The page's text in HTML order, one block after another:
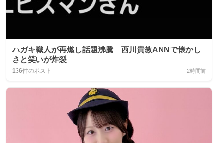
ハガキ職人が再燃し話題沸騰 西川貴教ANNで懐かし
さと笑いが炸裂
136件のポスト 2時間前